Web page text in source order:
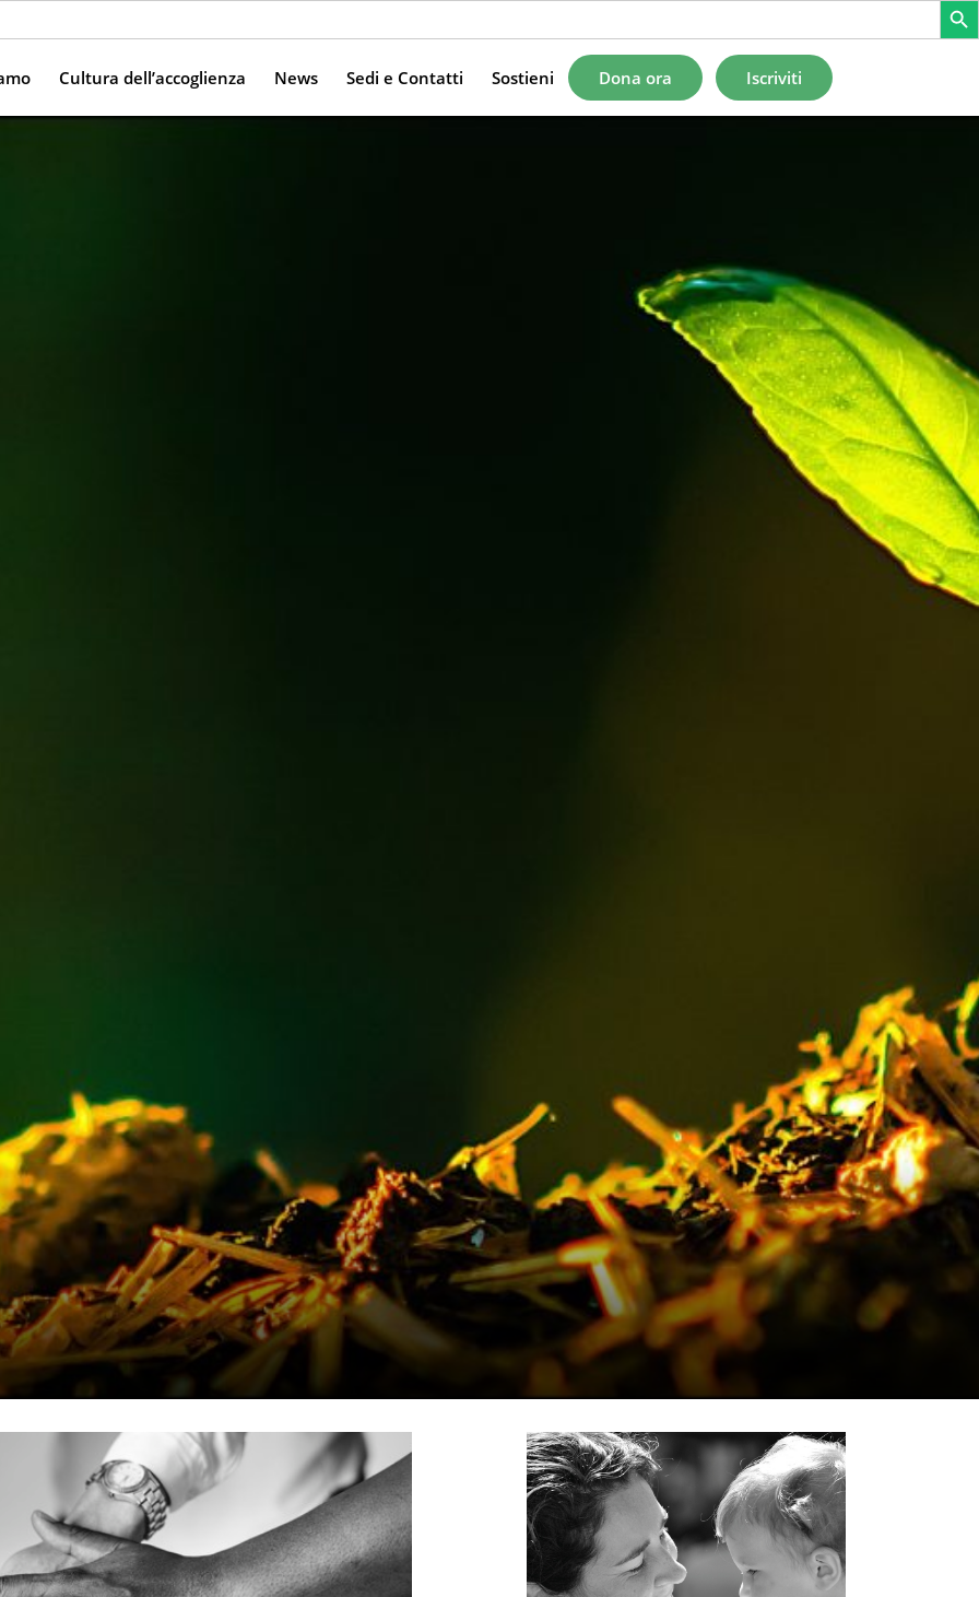
Cultura dell’accoglienza News Sedi e Contatti Sostieni Dona ora Iscriviti